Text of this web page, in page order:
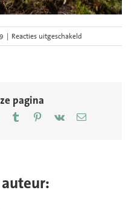
| Reacties uitgeschakeld
hdsr-
bekker-
pagina
TumblrPinterest
Vk
E-